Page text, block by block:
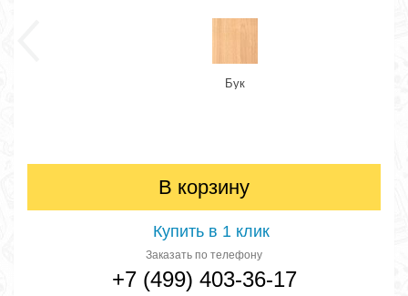
Бук
В корзину
Купить в 1 клик
Заказать по телефону
+7 (499) 403-36-17